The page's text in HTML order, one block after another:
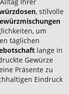
, stilvolle
um
täglichen
lange in
Gewürze
Präsente zu
Eindruck